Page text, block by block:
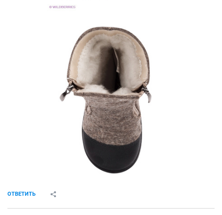
ОТВЕТИТЬ